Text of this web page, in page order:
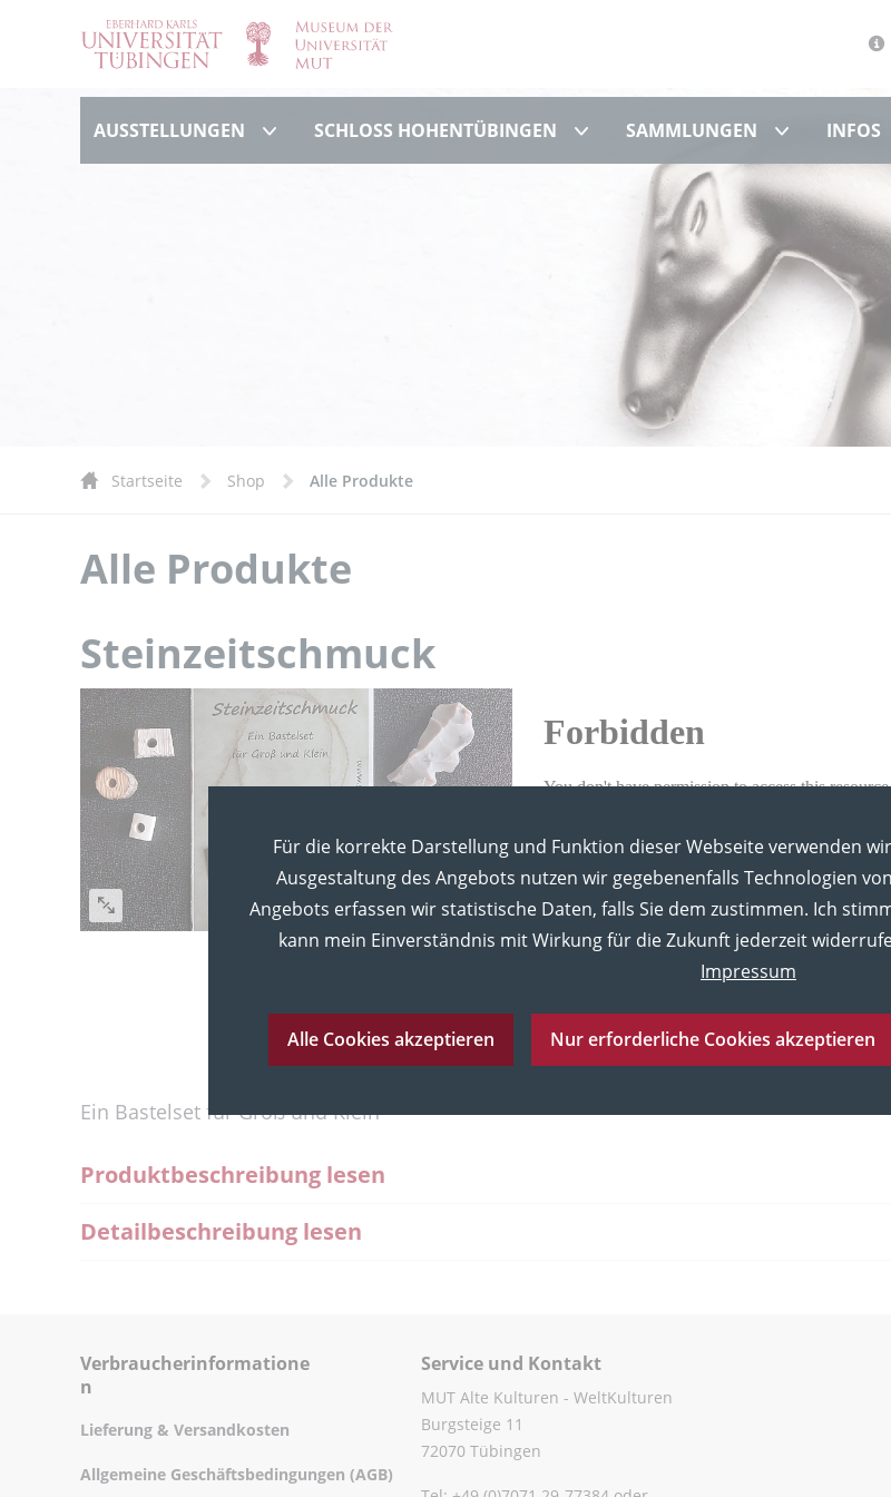
AUSSTELLUNGEN Ausstellungen
SCHLOSS HOHENTÜBINGEN Schloss Hohentübingen
SAMMLUNGEN Sammlungen
INFOS
Startseite Shop Alle Produkte
Alle Produkte
Steinzeitschmuck
Ein Bastelset für Groß und Klein
Produktbeschreibung lesen
Detailbeschreibung lesen
Verbraucherinformatione
n
Lieferung & Versandkosten
Allgemeine Geschäftsbedingungen (AGB)
Service und Kontakt
MUT Alte Kulturen - WeltKulturen
Burgsteige 11
72070 Tübingen
Für die korrekte Darstellung und Funktion dieser Webseite verwenden
Ausgestaltung des Angebots nutzen wir gegebenenfalls Technologien
Angebots erfassen wir statistische Daten, falls Sie dem zustimmen. Ich
kann mein Einverständnis mit Wirkung für die Zukunft jederzeit
Impressum
Alle Cookies akzeptieren Nur erforderliche Cookies akzeptieren